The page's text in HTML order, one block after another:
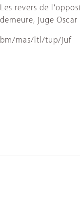
Les revers de
demeure, juge Oscar
bm/mas/ltl/tup/juf